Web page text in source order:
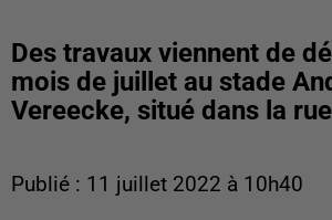
Des travaux viennent de
mois de juillet au stade
Vereecke, situé dans la
Publié : 11 juillet 2022 à 10h40